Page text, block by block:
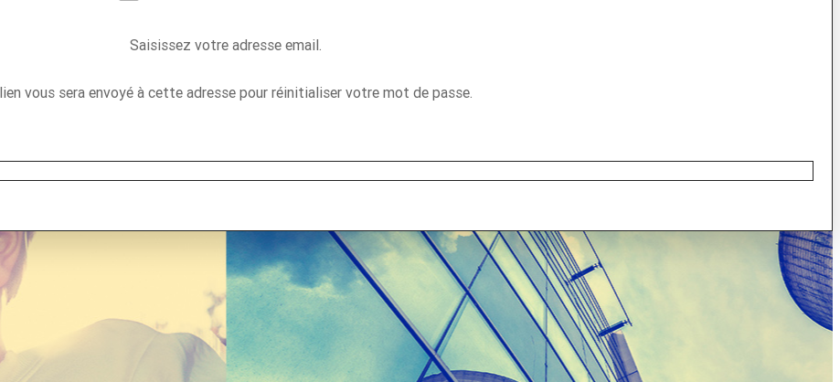
Saisissez votre adresse email.
vous sera envoyé à cette adresse pour réinitialiser votre mot de passe.